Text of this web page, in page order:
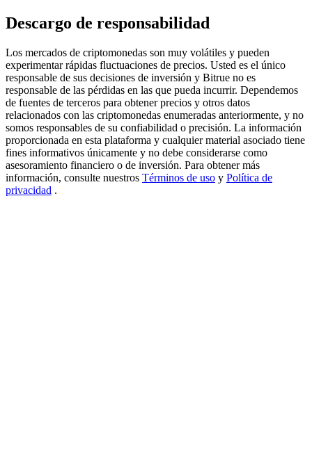
Deposit CASHCAT & Win
Share 500000 CASHCAT prize pool
Exclusive for BitMart Users
Register & Trade to Win 500,000 USDT
Descargo de responsabilidad
Los mercados de criptomonedas son muy volátiles y pueden
experimentar rápidas fluctuaciones de precios. Usted es el único
responsable de sus decisiones de inversión y Bitrue no es
responsable de las pérdidas en las que pueda incurrir. Dependemos
de fuentes de terceros para obtener precios y otros datos
relacionados con las criptomonedas enumeradas anteriormente, y no
somos responsables de su confiabilidad o precisión. La información
proporcionada en esta plataforma y cualquier material asociado tiene
fines informativos únicamente y no debe considerarse como
asesoramiento financiero o de inversión. Para obtener más
información, consulte nuestros Términos de uso y Política de
privacidad .